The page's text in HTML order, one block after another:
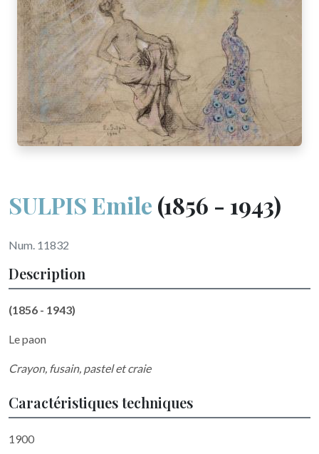
SULPIS Emile (1856 - 1943)
Num. 11832
Description
(1856 - 1943)
Le paon
Crayon, fusain, pastel et craie
Caractéristiques techniques
1900